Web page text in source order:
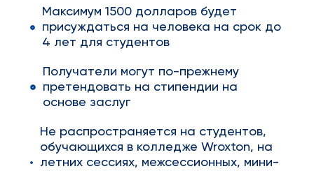
Максимум 1500 долларов будет
присуждаться на человека на срок до
4 лет для студентов
Получатели могут по-прежнему
претендовать на стипендии на
основе заслуг
Не распространяется на студентов,
обучающихся в колледже Wroxton, на
летних сессиях, межсессионных, мини-